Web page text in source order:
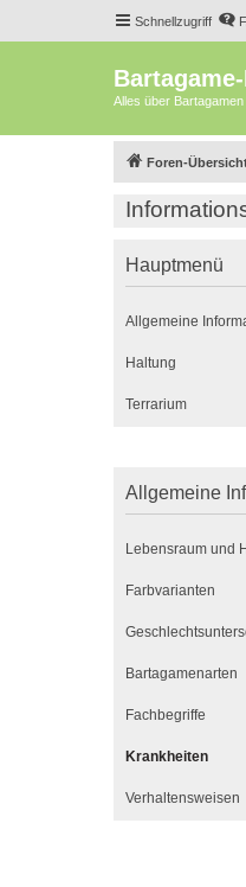
Schnellzugriff
Alles über Bartagamen
Foren-
Hauptmenü
Allgemeine
Haltung
Terrarium
Allgemeine
Lebensraum und
Farbvarianten
Bartagamenarten
Fachbegriffe
Krankheiten
Verhaltensweisen